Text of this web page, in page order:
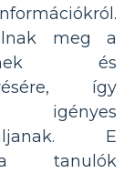
meg a
és
így
E
tanulók